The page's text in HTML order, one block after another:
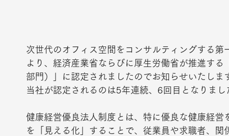
次世代のオフィス空間をコンサルティングする
より、経済産業省ならびに厚生労働省が推進す
部門）」に認定されましたのでお知らせいたしま
当社が認定されるのは5年連続、6回目となりまし
健康経営優良法人制度とは、特に優良な健康経営
を「見える化」することで、従業員や求職者、